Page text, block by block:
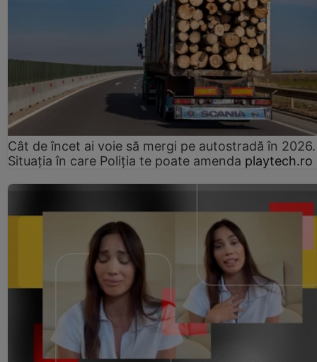
Cât de încet ai voie să mergi pe autostradă în 2026.
Situația în care Poliția te poate amenda playtech.ro